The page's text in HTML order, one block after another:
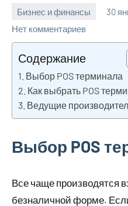
Бизнес и финансы 30
Нет комментариев
Содержание
Выбор POS терминала
Как выбрать POS
Ведущие
Выбор POS
Все чаще производятся
безналичной форме.